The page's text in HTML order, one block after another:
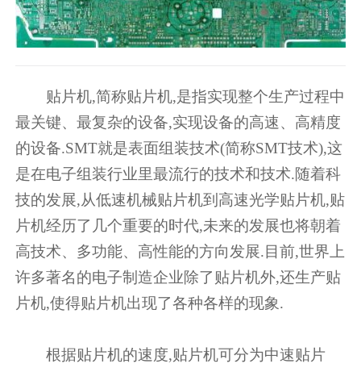
贴片机,简称贴片机,是指实现整个生产过程中
最关键、最复杂的设备,实现设备的高速、高精度
的设备.SMT就是表面组装技术(简称SMT技术),这
是在电子组装行业里最流行的技术和技术.随着科
技的发展,从低速机械贴片机到高速光学贴片机,贴
片机经历了几个重要的时代,未来的发展也将朝着
高技术、多功能、高性能的方向发展.目前,世界上
许多著名的电子制造企业除了贴片机外,还生产贴
片机,使得贴片机出现了各种各样的现象.
根据贴片机的速度,贴片机可分为中速贴片